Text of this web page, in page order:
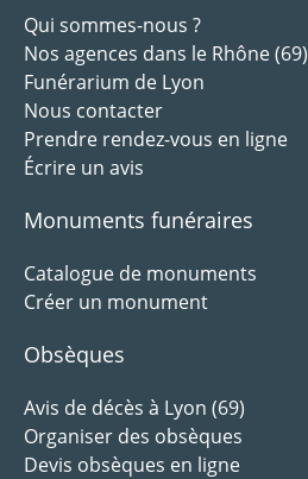
Qui sommes-nous ?
Nos agences dans le Rhône (69)
Funérarium de Lyon
Nous contacter
Prendre rendez-vous en ligne
Écrire un avis
Monuments funéraires
Catalogue de monuments
Créer un monument
Obsèques
Avis de décès à Lyon (69)
Organiser des obsèques
Devis obsèques en ligne